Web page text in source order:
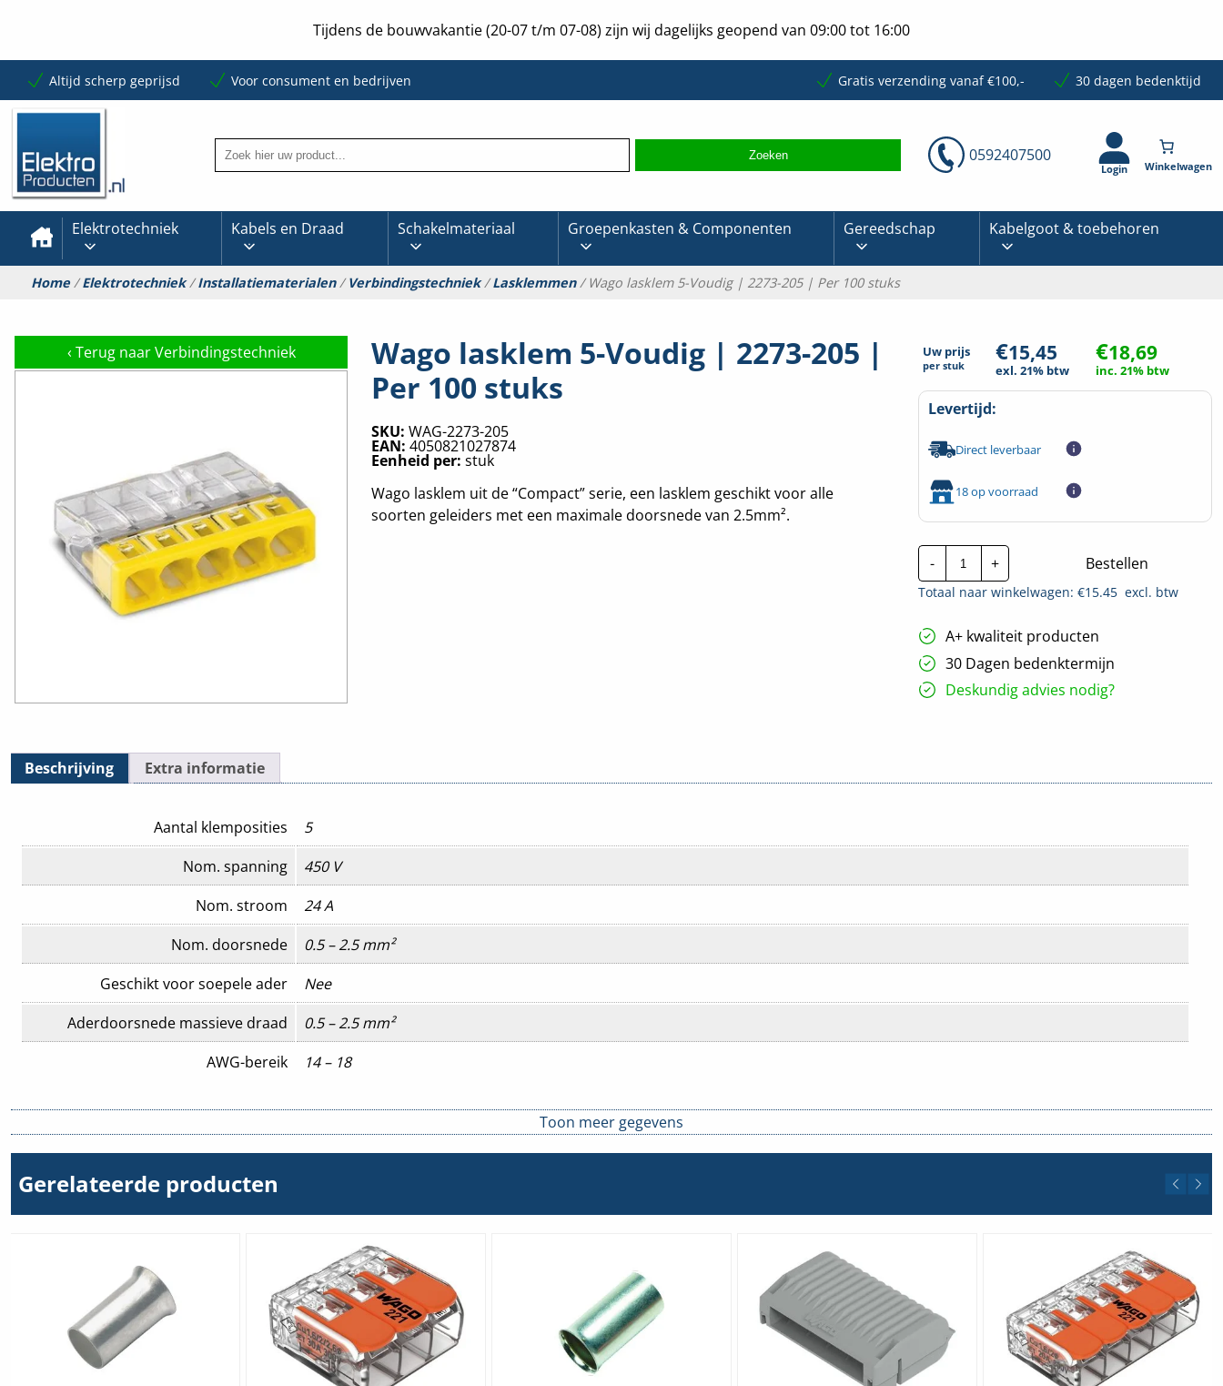
Tijdens de bouwvakantie (20-07 t/m 07-08) zijn wij dagelijks geopend van 09:00 tot 16:00
Altijd scherp geprijsd Voor consument en bedrijven Gratis verzending vanaf €100,- 30 dagen bedenktijd
0592407500
Login
Elektrotechniek Kabels en Draad Schakelmateriaal Groepenkasten & Componenten Gereedschap Kabelgoot & toebehoren
Home/Elektrotechniek/Installatiematerialen/Verbindingstechniek/Lasklemmen/ Wago lasklem 5-Voudig | 2273-205 | Per 100 stuks
‹ Terug naar Verbindingstechniek
Wago lasklem 5-Voudig | 2273-205 |
Per 100 stuks
SKU: WAG-2273-205
EAN: 4050821027874
Eenheid per: stuk
Wago lasklem uit de “Compact” serie, een lasklem geschikt voor alle
soorten geleiders met een maximale doorsnede van 2.5mm².
Uw prijs
per stuk €15,45
exl. 21% btw
€18,69
inc. 21% btw
Levertijd:
Direct leverbaar
18 op voorraad
-
Wago
lasklem
5-
Voudig
2273-
205
|
Per
100
stuks
+ Bestellen
Totaal naar winkelwagen: €15.45excl. btw
A+ kwaliteit producten
30 Dagen bedenktermijn
Deskundig advies nodig?
Beschrijving Extra informatie
Aantal klemposities
5
Nom. spanning
450 V
Nom. stroom
24 A
Nom. doorsnede
0.5 – 2.5 mm²
Geschikt voor soepele ader
Nee
Aderdoorsnede massieve draad
0.5 – 2.5 mm²
AWG-bereik
14 – 18
Geschikt voor meerdraads ader
Nee
Kabeldiameter
Kleur
Kleurloos
Transparant
Ja
Food Contact Material
Nee
Nee
Toon meer gegevens
Gerelateerde producten